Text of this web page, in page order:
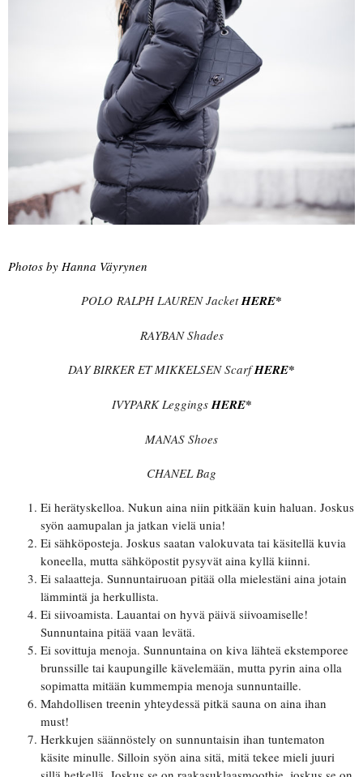
Photos by Hanna Väyrynen
POLO RALPH LAUREN JacketHERE*
RAYBAN Shades
DAY BIRKER ET MIKKELSEN ScarfHERE*
IVYPARK LeggingsHERE*
MANAS Shoes
CHANEL Bag
Ei herätyskelloa. Nukun aina niin pitkään kuin haluan. Joskus
syön aamupalan ja jatkan vielä unia!
Ei sähköposteja. Joskus saatan valokuvata tai käsitellä kuvia
koneella, mutta sähköpostit pysyvät aina kyllä kiinni.
Ei salaatteja. Sunnuntairuoan pitää olla mielestäni aina jotain
lämmintä ja herkullista.
Ei siivoamista. Lauantai on hyvä päivä siivoamiselle!
Sunnuntaina pitää vaan levätä.
Ei sovittuja menoja. Sunnuntaina on kiva lähteä ekstemporee
brunssille tai kaupungille kävelemään, mutta pyrin aina olla
sopimatta mitään kummempia menoja sunnuntaille.
Mahdollisen treenin yhteydessä pitkä sauna on aina ihan
must!
Herkkujen säännöstely on sunnuntaisin ihan tuntematon
käsite minulle. Silloin syön aina sitä, mitä tekee mieli juuri